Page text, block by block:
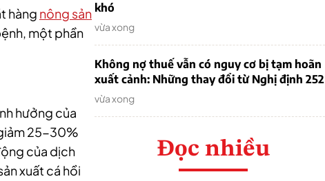
hàng nông sản
một phần
hưởng của
25-30%
của dịch
xuất cá hồi
khó
vừa xong
Không nợ thuế vẫn có nguy cơ bị tạm hoãn
xuất cảnh: Những thay đổi từ Nghị định 252
vừa xong
Đọc nhiều